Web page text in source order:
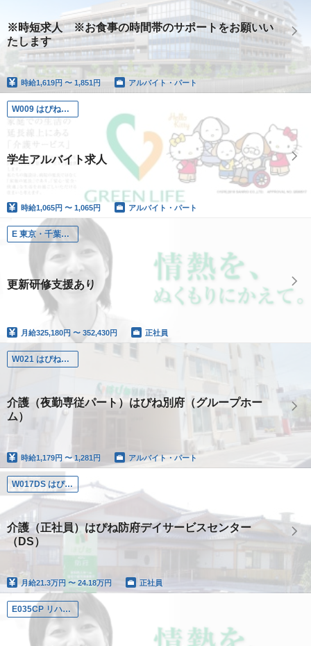
※時短求人 ※お食事の時間帯のサポートをお願いい
たします
時給1,619円 〜 1,851円 アルバイト・パート
W009 はぴね可児
学生アルバイト求人
時給1,065円 〜 1,065円 アルバイト・パート
E 東京・千葉・埼玉エリア
更新研修支援あり
月給325,180円 〜 352,430円 正社員
W021 はぴね別府
介護（夜勤専従パート）はぴね別府（グループホー
ム）
時給1,179円 〜 1,281円 アルバイト・パート
W017DS はぴね防府デイサービスセンター
介護（正社員）はぴね防府デイサービスセンター
（DS）
月給21.3万円 〜 24.18万円 正社員
E035CP リハモードナビ（居宅介護支援事業所）